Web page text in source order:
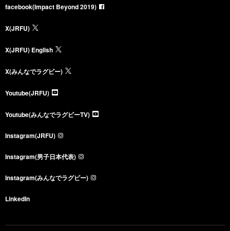
facebook(Impact Beyond 2019)
X(JRFU)
X(JRFU) English
X(みんなでラグビー)
Youtube(JRFU)
Youtube(みんなでラグビーTV)
Instagram(JRFU)
Instagram(男子日本代表)
Instagram(みんなでラグビー)
LinkedIn